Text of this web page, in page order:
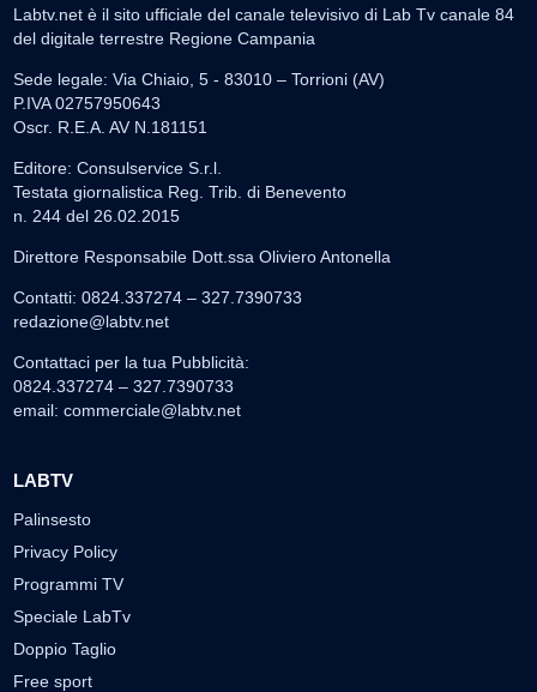
Labtv.net è il sito ufficiale del canale televisivo di Lab Tv canale 84
del digitale terrestre Regione Campania
Sede legale: Via Chiaio, 5 - 83010 – Torrioni (AV)
P.IVA 02757950643
Oscr. R.E.A. AV N.181151
Editore: Consulservice S.r.l.
Testata giornalistica Reg. Trib. di Benevento
n. 244 del 26.02.2015
Direttore Responsabile Dott.ssa Oliviero Antonella
Contatti: 0824.337274 – 327.7390733
redazione@labtv.net
Contattaci per la tua Pubblicità:
0824.337274 – 327.7390733
email: commerciale@labtv.net
LABTV
Palinsesto
Privacy Policy
Programmi TV
Speciale LabTv
Doppio Taglio
Free sport